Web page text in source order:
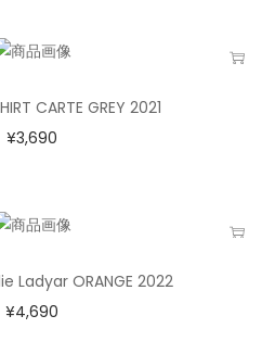
CARTE GREY 2021
¥3,690
Ladyar ORANGE 2022
¥4,690